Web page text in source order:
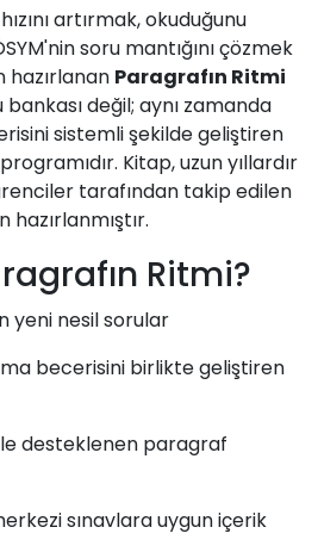
artırmak, okuduğunu
soru mantığını çözmek
hazırlanan Paragrafın Ritmi
değil; aynı zamanda
sistemli şekilde geliştiren
Kitap, uzun yıllardır
tarafından takip edilen
Ritmi?
yeni nesil sorular
becerisini birlikte geliştiren
desteklenen paragraf
sınavlara uygun içerik